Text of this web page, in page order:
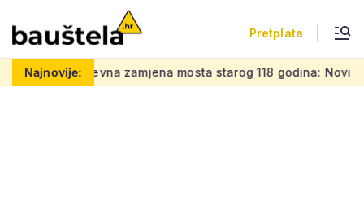
Pretplata
Najnovije:
Zahtjevna zamjena mosta starog 118 godina: Novi